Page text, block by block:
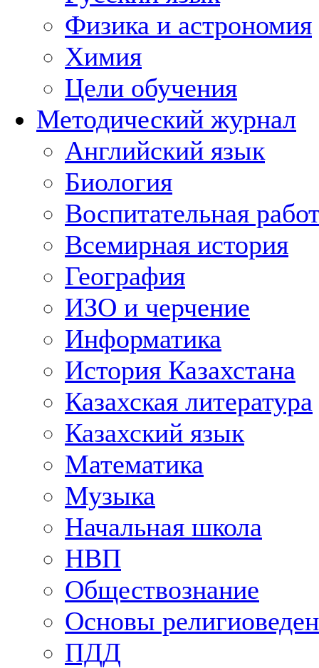
Физика и астрономия
Химия
Цели обучения
Методический журнал
Английский язык
Биология
Воспитательная
Всемирная история
География
ИЗО и черчение
Информатика
История Казахстана
Казахская литература
Казахский язык
Математика
Музыка
Начальная школа
НВП
Обществознание
Основы
ПДД